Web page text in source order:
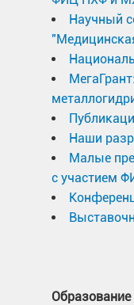
Научный
Наши
Малые
с участием
Образование